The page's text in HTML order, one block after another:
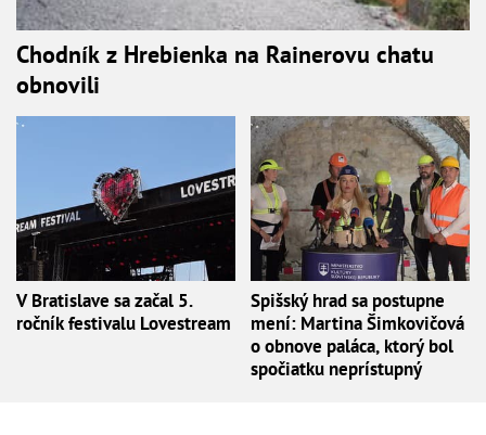
Chodník z Hrebienka na Rainerovu chatu
obnovili
V Bratislave sa začal 5.
ročník festivalu Lovestream
Spišský hrad sa postupne
mení: Martina Šimkovičová
o obnove paláca, ktorý bol
spočiatku neprístupný